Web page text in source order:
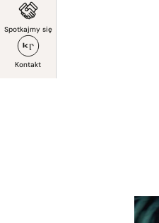
Spotkajmy się
Kontakt